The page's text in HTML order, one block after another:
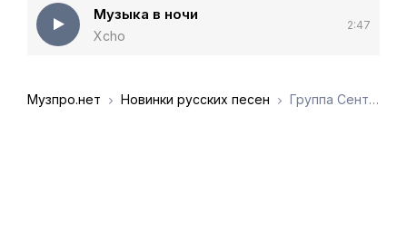
Музыка в ночи
Xcho
2:47
Музпро.нет Новинки русских песен Группа Сентябрь - Дорога к тебе